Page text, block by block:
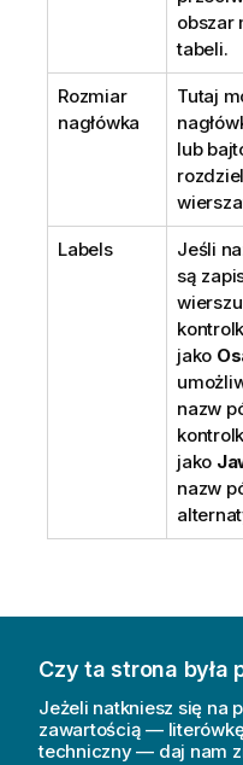
obszar
tabeli.
Rozmiar
nagłówka
Tutaj
lub
Labels
Jeśli
są
jako
nazw
jako
nazw
Czy ta strona była
Jeżeli natkniesz się na
zawartością —
techniczny — daj nam